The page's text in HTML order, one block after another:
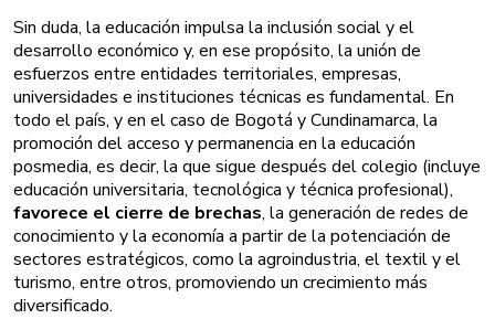
Sin duda, la educación impulsa la inclusión social y el
desarrollo económico y, en ese propósito, la unión de
esfuerzos entre entidades territoriales, empresas,
universidades e instituciones técnicas es fundamental. En
todo el país, y en el caso de Bogotá y Cundinamarca, la
promoción del acceso y permanencia en la educación
posmedia, es decir, la que sigue después del colegio (incluye
educación universitaria, tecnológica y técnica profesional),
favorece el cierre de brechas, la generación de redes de
conocimiento y la economía a partir de la potenciación de
sectores estratégicos, como la agroindustria, el textil y el
turismo, entre otros, promoviendo un crecimiento más
diversificado.